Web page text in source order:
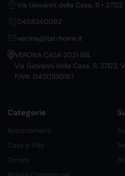
Via Giovanni della Casa, 11 • 37122
0458240082
verona@ital-home.it
VERONA CASA 2021 SRL
Via Giovanni della Casa, 11, 37122,
P.IVA: 04501130167
Categorie
Appartamenti
Case e Ville
Terreni